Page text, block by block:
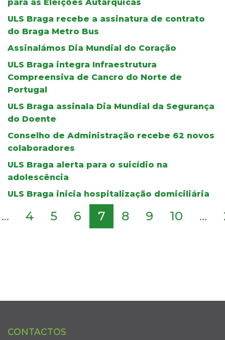
para as Eleições Autárquicas
ULS Braga recebe a assinatura de contrato
do Braga Metro Bus
Assinalámos Dia Mundial do Coração
ULS Braga integra Infraestrutura
Compreensiva de Cancro do Norte de
Portugal
ULS Braga assinala Dia Mundial da Segurança
do Doente
Conselho de Administração recebe 62 novos
colaboradores
ULS Braga alerta para o suicídio na
adolescência
ULS Braga inicia hospitalização domiciliária
... 4 5 6 7 8 9 10 ...
CONTACTOS